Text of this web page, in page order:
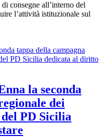
consegne all’interno del
l’attività istituzionale sul
la seconda
dei
PD Sicilia